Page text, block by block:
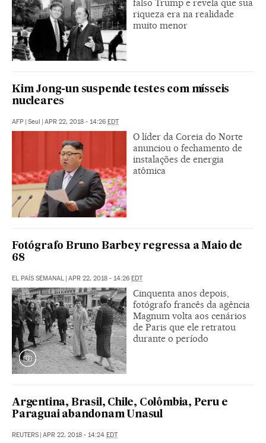
falso Trump e revela que sua
riqueza era na realidade
muito menor
Kim Jong-un suspende testes com mísseis
nucleares
AFP | Seul | APR 22, 2018 - 14:26 EDT
O líder da Coreia do Norte
anunciou o fechamento de
instalações de energia
atômica
Fotógrafo Bruno Barbey regressa a Maio de
68
EL PAÍS SEMANAL | APR 22, 2018 - 14:26 EDT
Cinquenta anos depois,
fotógrafo francês da agência
Magnum volta aos cenários
de Paris que ele retratou
durante o período
Argentina, Brasil, Chile, Colômbia, Peru e
Paraguai abandonam Unasul
REUTERS | APR 22, 2018 - 14:24 EDT